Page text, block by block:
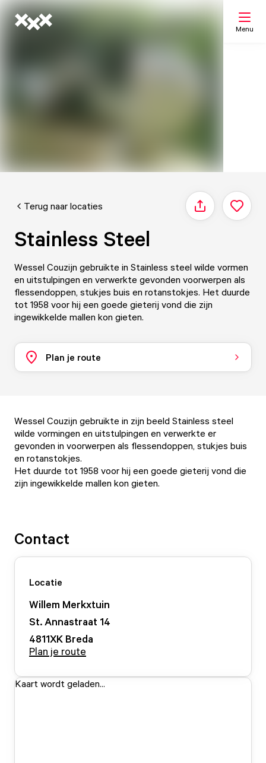
Menu
Terug naar locaties Delen
Stainless Steel
Wessel Couzijn gebruikte in Stainless steel wilde vormen
en uitstulpingen en verwerkte gevonden voorwerpen als
flessendoppen, stukjes buis en rotanstokjes. Het duurde
tot 1958 voor hij een goede gieterij vond die zijn
ingewikkelde mallen kon gieten.
Plan je route
Wessel Couzijn gebruikte in zijn beeld Stainless steel
wilde vormingen en uitstulpingen en verwerkte er
gevonden in voorwerpen als flessendoppen, stukjes buis
en rotanstokjes.
Het duurde tot 1958 voor hij een goede gieterij vond die
zijn ingewikkelde mallen kon gieten.
Contact
Locatie
Willem Merkxtuin
St. Annastraat 14
4811XK Breda
Plan je route
Kaart wordt geladen...